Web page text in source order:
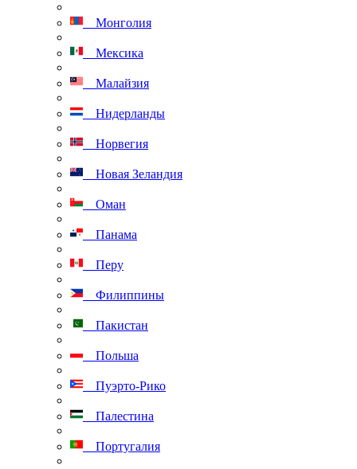
Монголия
Мексика
Малайзия
Нидерланды
Норвегия
Новая Зеландия
Оман
Панама
Перу
Филиппины
Пакистан
Польша
Пуэрто-Рико
Палестина
Португалия